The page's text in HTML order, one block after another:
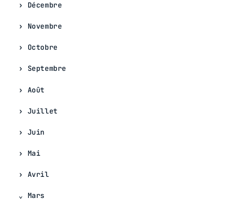
Décembre
Novembre
Octobre
Septembre
Août
Juillet
Juin
Mai
Avril
Mars